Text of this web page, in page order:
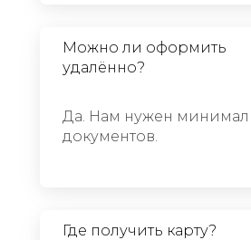
Можно ли оформить
удалённо?​​​​​​​
Да. Нам нужен
документов.​​​​​​​
Где получить карту?​​​​​​​